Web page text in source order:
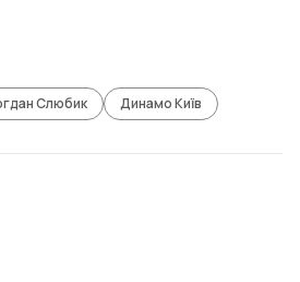
Слюбик Динамо Київ